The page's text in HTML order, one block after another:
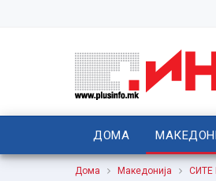
ДОМА
Дома Македонија СИТЕ